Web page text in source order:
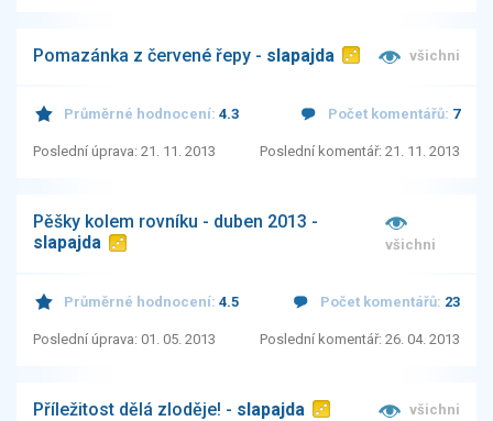
Pomazánka z červené řepy - slapajda všichni
Průměrné hodnocení: 4.3 Počet komentářů: 7
Poslední úprava: 21. 11. 2013 Poslední komentář: 21. 11. 2013
Pěšky kolem rovníku - duben 2013 -
slapajda
všichni
Průměrné hodnocení: 4.5 Počet komentářů: 23
Poslední úprava: 01. 05. 2013 Poslední komentář: 26. 04. 2013
Příležitost dělá zloděje! - slapajda všichni